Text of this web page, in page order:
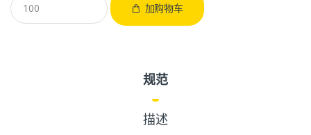
加购物车
规范
描述